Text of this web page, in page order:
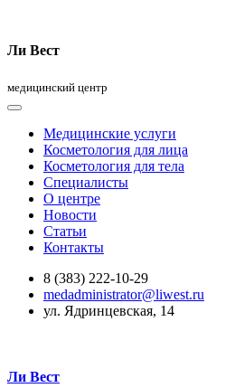
Ли Вест
медицинский центр
Медицинские услуги
Косметология для лица
Косметология для тела
Специалисты
О центре
Новости
Статьи
Контакты
8 (383) 222-10-29
medadministrator@liwest.ru
ул. Ядринцевская, 14
Ли Вест